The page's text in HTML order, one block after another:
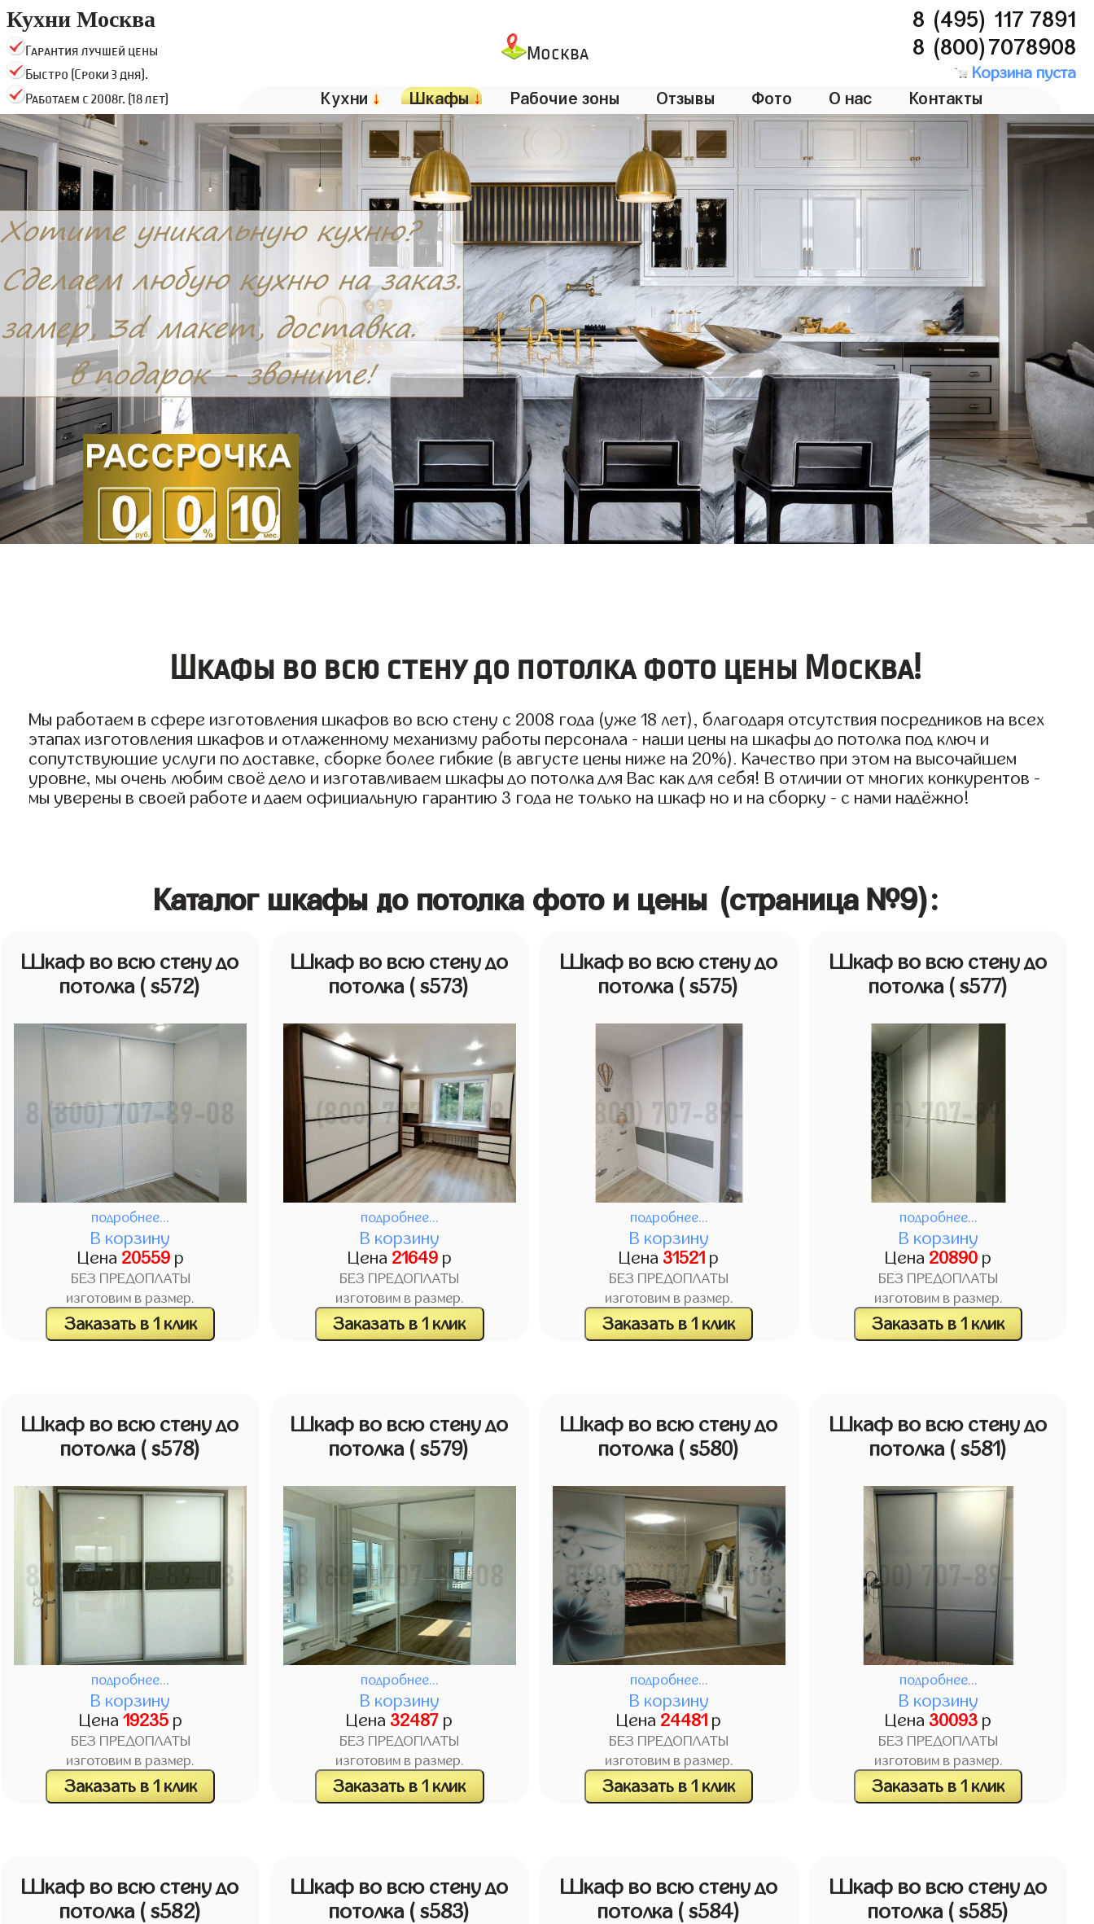
Кухни Москва
Гарантия лучшей цены
Быстро (Сроки 3 дня).
Работаем с 2008г. (18 лет)
Москва
8 (495) 117 7891
8 (800)7078908
Корзина пуста
Кухни ↓ Шкафы↓ Рабочие зоны Отзывы Фото О нас Контакты
Шкафы во всю стену до потолка фото цены Москва!
Мы работаем в сфере изготовления шкафов во всю стену с 2008 года (уже 18 лет), благодаря отсутствия посредников на всех
этапах изготовления шкафов и отлаженному механизму работы персонала - наши цены на шкафы до потолка под ключ и
сопутствующие услуги по доставке, сборке более гибкие (в августе цены ниже на 20%). Качество при этом на высочайшем
уровне, мы очень любим своё дело и изготавливаем шкафы до потолка для Вас как для себя! В отличии от многих конкурентов -
мы уверены в своей работе и даем официальную гарантию 3 года не только на шкаф но и на сборку - с нами надёжно!
Каталог шкафы до потолка фото и цены (страница №9):
Шкаф во всю стену до
потолка ( s572)
подробнее...
В корзину
Цена 20559р
БЕЗ ПРЕДОПЛАТЫ
изготовим в размер.
Заказать в 1 клик
Шкаф во всю стену до
потолка ( s573)
подробнее...
В корзину
Цена 21649р
БЕЗ ПРЕДОПЛАТЫ
изготовим в размер.
Заказать в 1 клик
Шкаф во всю стену до
потолка ( s575)
подробнее...
В корзину
Цена 31521 р
БЕЗ ПРЕДОПЛАТЫ
изготовим в размер.
Заказать в 1 клик
Шкаф во всю стену до
потолка ( s577)
подробнее...
В корзину
Цена 20890 р
БЕЗ ПРЕДОПЛАТЫ
изготовим в размер.
Заказать в 1 клик
Шкаф во всю стену до
потолка ( s578)
подробнее...
В корзину
Цена 19235р
БЕЗ ПРЕДОПЛАТЫ
изготовим в размер.
Заказать в 1 клик
Шкаф во всю стену до
потолка ( s579)
подробнее...
В корзину
Цена 32487 р
БЕЗ ПРЕДОПЛАТЫ
изготовим в размер.
Заказать в 1 клик
Шкаф во всю стену до
потолка ( s580)
подробнее...
В корзину
Цена 24481 р
БЕЗ ПРЕДОПЛАТЫ
изготовим в размер.
Заказать в 1 клик
Шкаф во всю стену до
потолка ( s581)
подробнее...
В корзину
Цена 30093 р
БЕЗ ПРЕДОПЛАТЫ
изготовим в размер.
Заказать в 1 клик
Шкаф во всю стену до
потолка ( s582)
Шкаф во всю стену до
потолка ( s583)
Шкаф во всю стену до
потолка ( s584)
Шкаф во всю стену до
потолка ( s585)